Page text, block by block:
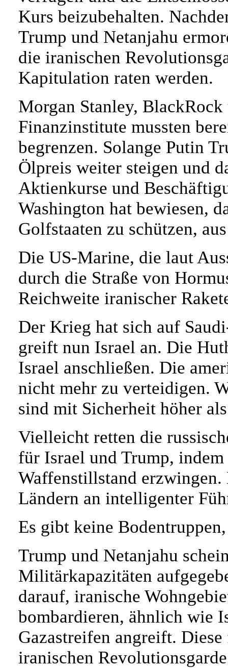
Kurs beizubehalten.
Trump und Netanjahu
die iranischen
Kapitulation raten werden.
Morgan Stanley,
Finanzinstitute mussten
begrenzen. Solange Putin
Ölpreis weiter steigen und
Aktienkurse und
Washington hat bewiesen,
Golfstaaten zu schützen,
Die US-Marine, die laut
durch die Straße von
Reichweite iranischer
Der Krieg hat sich auf
greift nun Israel an. Die
Israel anschließen. Die
nicht mehr zu verteidigen.
sind mit Sicherheit höher
Vielleicht retten die
für Israel und Trump,
Waffenstillstand erzwingen.
Ländern an intelligenter
Es gibt keine
Trump und Netanjahu
Militärkapazitäten
darauf, iranische
bombardieren, ähnlich wie
Gazastreifen angreift.
iranischen